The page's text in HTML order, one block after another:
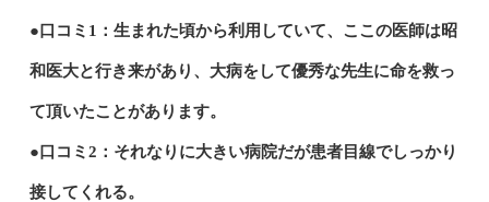
●口コミ1：生まれた頃から利用していて、ここの医師は昭
和医大と行き来があり、大病をして優秀な先生に命を救っ
て頂いたことがあります。
●口コミ2：それなりに大きい病院だが患者目線でしっかり
接してくれる。